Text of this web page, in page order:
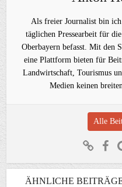
Als freier Journalist bin
täglichen Pressearbeit für
Oberbayern befasst. Mit den
eine Plattform bieten für
Landwirtschaft, Tourismus
Medien keinen
Alle
ÄHNLICHE